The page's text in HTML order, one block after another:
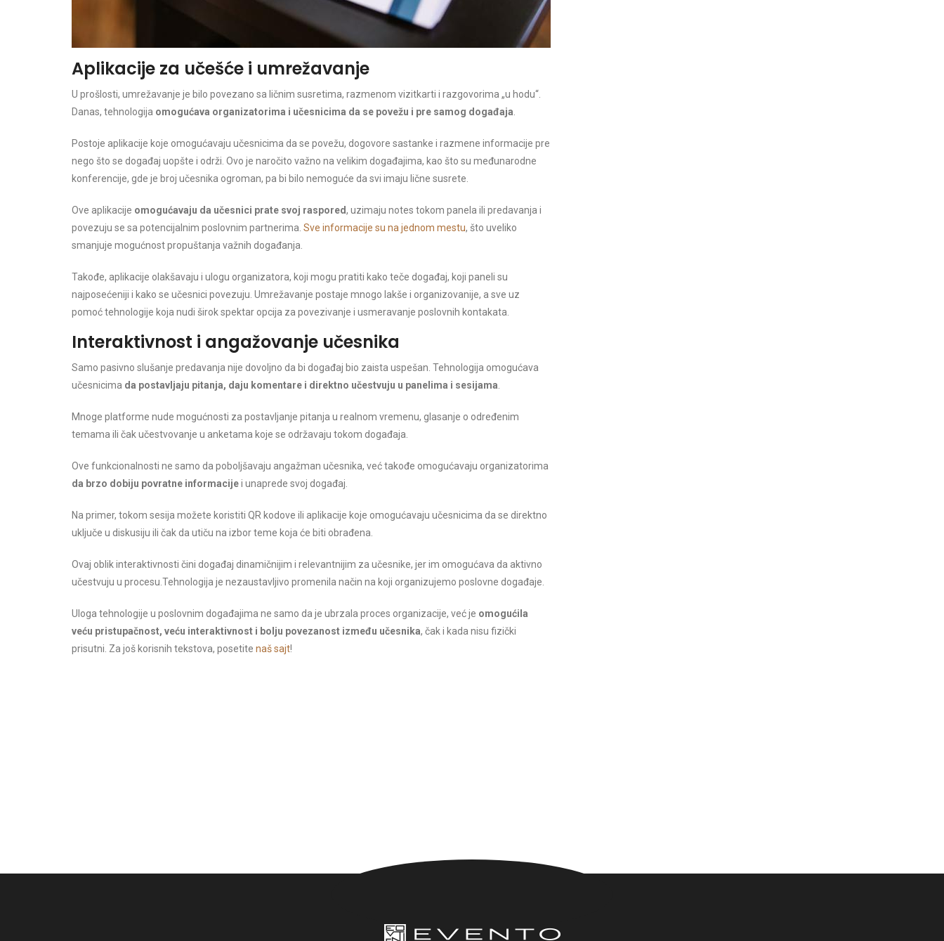
Aplikacije za učešće i umrežavanje
U prošlosti, umrežavanje je bilo povezano sa ličnim susretima, razmenom vizitkarti i razgovorima „u hodu“.
Danas, tehnologija omogućava organizatorima i učesnicima da se povežu i pre samog događaja
Postoje aplikacije koje omogućavaju učesnicima da se povežu, dogovore sastanke i razmene informacije pre
nego što se događaj uopšte i održi. Ovo je naročito važno na velikim događajima, kao što su međunarodne
konferencije, gde je broj učesnika ogroman, pa bi bilo nemoguće da svi imaju lične susrete.
Ove aplikacije omogućavaju da učesnici prate svoj raspored, uzimaju notes tokom panela ili predavanja i
povezuju se sa potencijalnim poslovnim partnerima. Sve informacije su na jednom mestu, što uveliko
smanjuje mogućnost propuštanja važnih događanja.
Takođe, aplikacije olakšavaju i ulogu organizatora, koji mogu pratiti kako teče događaj, koji paneli su
najposećeniji i kako se učesnici povezuju. Umrežavanje postaje mnogo lakše i organizovanije, a sve uz
pomoć tehnologije koja nudi širok spektar opcija za povezivanje i usmeravanje poslovnih kontakata.
Interaktivnost i angažovanje učesnika
Samo pasivno slušanje predavanja nije dovoljno da bi događaj bio zaista uspešan. Tehnologija omogućava
učesnicima da postavljaju pitanja, daju komentare i direktno učestvuju u panelima i sesijama
Mnoge platforme nude mogućnosti za postavljanje pitanja u realnom vremenu, glasanje o određenim
temama ili čak učestvovanje u anketama koje se održavaju tokom događaja.
Ove funkcionalnosti ne samo da poboljšavaju angažman učesnika, već takođe omogućavaju organizatorima
da brzo dobiju povratne informacijei unaprede svoj događaj.
Na primer, tokom sesija možete koristiti QR kodove ili aplikacije koje omogućavaju učesnicima da se direktno
uključe u diskusiju ili čak da utiču na izbor teme koja će biti obrađena.
Ovaj oblik interaktivnosti čini događaj dinamičnijim i relevantnijim za učesnike, jer im omogućava da aktivno
učestvuju u procesu.Tehnologija je nezaustavljivo promenila način na koji organizujemo poslovne događaje.
Uloga tehnologije u poslovnim događajima ne samo da je ubrzala proces organizacije, već je omogućila
veću pristupačnost, veću interaktivnost i bolju povezanost između učesnika, čak i kada nisu fizički
prisutni. Za još korisnih tekstova, posetite naš sajt!